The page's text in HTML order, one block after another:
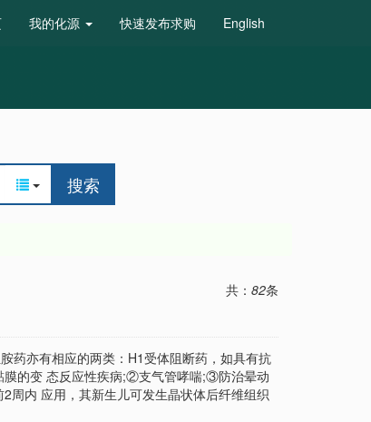
我的化源 快速发布求购 English
搜索
共： 82条
药亦有相应的两类：H1受体阻断药，如具有抗
膜的变 态反应性疾病;②支气管哮喘;③防治晕动
周内 应用，其新生儿可发生晶状体后纤维组织